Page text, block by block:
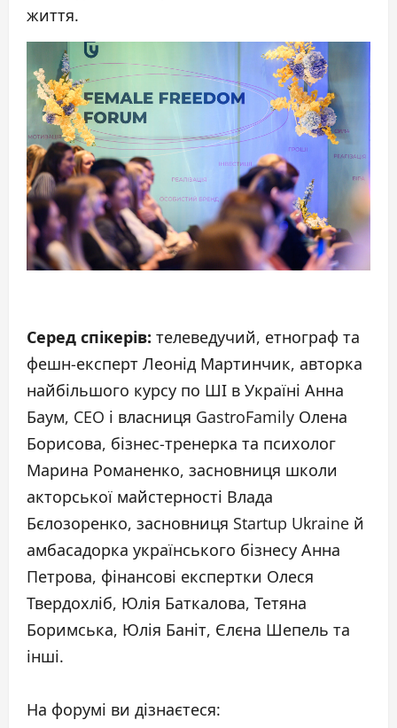
життя.
Серед спікерів: телеведучий, етнограф та
фешн-експерт Леонід Мартинчик, авторка
найбільшого курсу по ШІ в Україні Анна
Баум, CEO і власниця GastroFamily Олена
Борисова, бізнес-тренерка та психолог
Марина Романенко, засновниця школи
акторської майстерності Влада
Бєлозоренко, засновниця Startup Ukraine й
амбасадорка українського бізнесу Анна
Петрова, фінансові експертки Олеся
Твердохліб, Юлія Баткалова, Тетяна
Боримська, Юлія Баніт, Єлєна Шепель та
інші.
На форумі ви дізнаєтеся: